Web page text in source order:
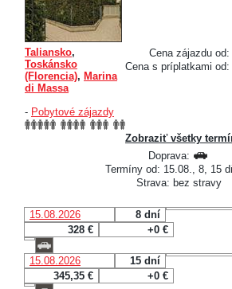
Cena zájazdu od:
Cena s príplatkami od:
Taliansko,
Toskánsko
(Florencia), Marina
di Massa
- Pobytové zájazdy
Zobraziť všetky
Doprava:
Termíny od: 15.08., 8, 15
Strava: bez stravy
15.08.2026
8 dní
328 €
+0 €
15.08.2026
15 dní
345,35 €
+0 €